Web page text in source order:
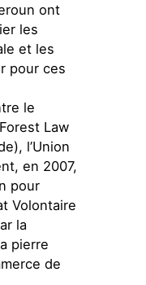
ont
les
et les
pour ces
le
Law
l’Union
en 2007,
pour
Volontaire
la
pierre
de